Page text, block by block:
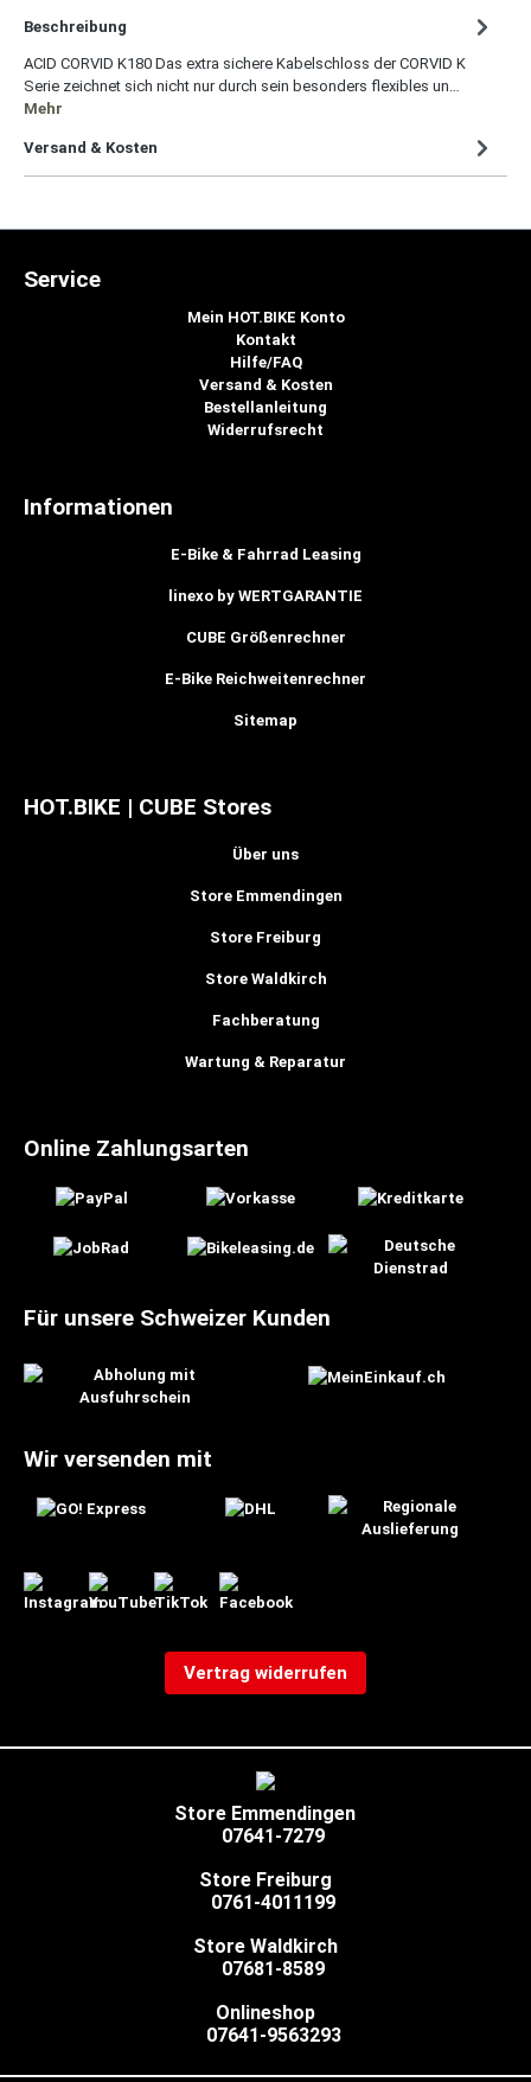
Beschreibung
ACID CORVID K180 Das extra sichere Kabelschloss der CORVID K
Serie zeichnet sich nicht nur durch sein besonders flexibles un…
Mehr
Versand & Kosten
Service
Mein HOT.BIKE Konto
Kontakt
Hilfe/FAQ
Versand & Kosten
Bestellanleitung
Widerrufsrecht
Informationen
E-Bike & Fahrrad Leasing
linexo by WERTGARANTIE
CUBE Größenrechner
E-Bike Reichweitenrechner
Sitemap
HOT.BIKE | CUBE Stores
Über uns
Store Emmendingen
Store Freiburg
Store Waldkirch
Fachberatung
Wartung & Reparatur
Online Zahlungsarten
Für unsere Schweizer Kunden
Wir versenden mit
Vertrag widerrufen
Store Emmendingen
07641-7279
Store Freiburg
0761-4011199
Store Waldkirch
07681-8589
Onlineshop
07641-9563293